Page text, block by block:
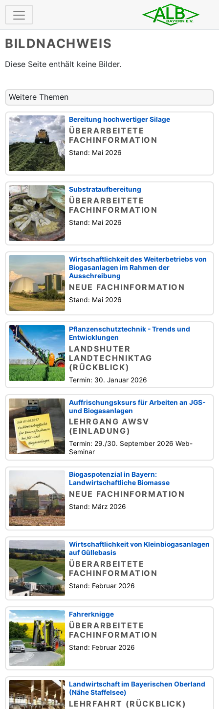
BILDNACHWEIS
Diese Seite enthält keine Bilder.
Weitere Themen
Bereitung hochwertiger Silage
ÜBERARBEITETE
FACHINFORMATION
Stand: Mai 2026
Substrataufbereitung
ÜBERARBEITETE
FACHINFORMATION
Stand: Mai 2026
Wirtschaftlichkeit des Weiterbetriebs von
Biogasanlagen im Rahmen der
Ausschreibung
NEUE FACHINFORMATION
Stand: Mai 2026
Pflanzenschutztechnik - Trends und
Entwicklungen
LANDSHUTER
LANDTECHNIKTAG
(RÜCKBLICK)
Termin: 30. Januar 2026
Auffrischungsksurs für Arbeiten an JGS-
und Biogasanlagen
LEHRGANG AWSV
(EINLADUNG)
Termin: 29./30. September 2026 Web-
Seminar
Biogaspotenzial in Bayern:
Landwirtschaftliche Biomasse
NEUE FACHINFORMATION
Stand: März 2026
Wirtschaftlichkeit von Kleinbiogasanlagen
auf Güllebasis
ÜBERARBEITETE
FACHINFORMATION
Stand: Februar 2026
Fahrerknigge
ÜBERARBEITETE
FACHINFORMATION
Stand: Februar 2026
Landwirtschaft im Bayerischen Oberland
(Nähe Staffelsee)
LEHRFAHRT (RÜCKBLICK)